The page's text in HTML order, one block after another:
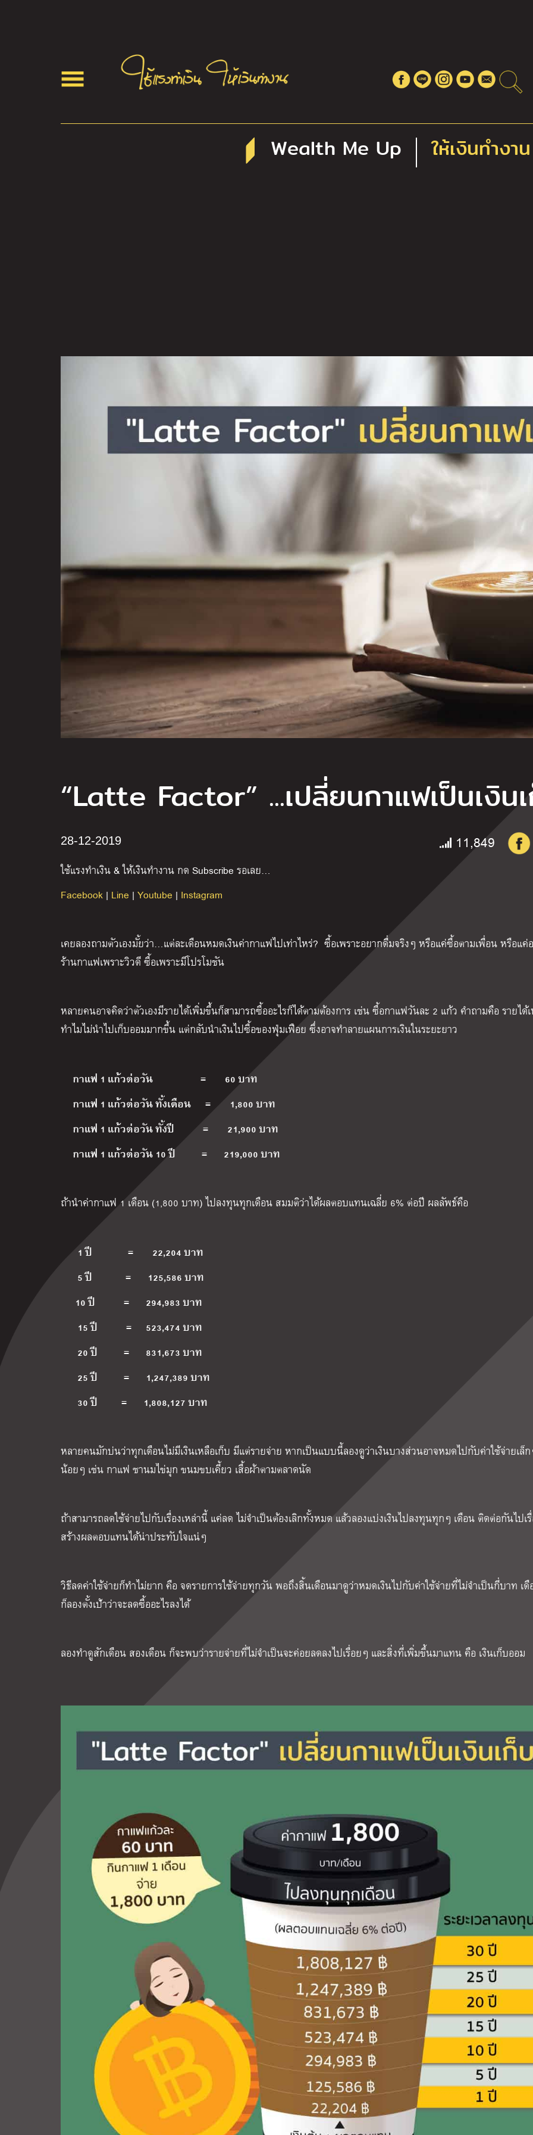
Wealth Me Up ให้เงินทำงาน
“Latte Factor” ...เปลี่ยนกาแฟเป็นเงิน
28-12-2019 11,849
ใช้แรงทำเงิน&ให้เงินทำงาน กด Subscribe รอเลย…
Facebook | Line | Youtube | Instagram
เคยลองถามตัวเองมั้ยว่า…แต่ละเดือนหมดเงินค่ากาแฟไปเท่าไหร่? ซื้อเพราะอยากดื่มจริงๆ หรือแค่ซื้อตามเพื่อน หรือแค่
ร้านกาแฟเพราะวิวดี ซื้อเพราะมีโปรโมชัน
หลายคนอาจคิดว่าตัวเองมีรายได้เพิ่มขึ้นก็สามารถซื้ออะไรก็ได้ตามต้องการ เช่น ซื้อกาแฟวันละ 2 แก้ว คำถามคือ รายได้
ทำไมไม่นำไปเก็บออมมากขึ้น แต่กลับนำเงินไปซื้อของฟุ่มเฟือย ซึ่งอาจทำลายแผนการเงินในระยะยาว
กาแฟ 1 แก้วต่อวัน =
60 บาท
กาแฟ 1 แก้วต่อวัน ทั้งเดือน
=
1,800 บาท
กาแฟ 1 แก้วต่อวัน ทั้งปี
=
21,900 บาท
กาแฟ 1 แก้วต่อวัน 10 ปี
= 219,000 บาท
ถ้านำค่ากาแฟ 1 เดือน (1,800 บาท) ไปลงทุนทุกเดือน สมมติว่าได้ผลตอบแทนเฉลี่ย 6% ต่อปี ผลลัพธ์คือ
1 ปี =
22,204 บาท
5 ปี
=
125,586 บาท
10 ปี
=
294,983 บาท
15 ปี
=
523,474 บาท
20 ปี
=
831,673 บาท
25 ปี
=
1,247,389 บาท
30 ปี
= 1,808,127 บาท
หลายคนมักบ่นว่าทุกเดือนไม่มีเงินเหลือเก็บ มีแต่รายจ่าย หากเป็นแบบนี้ลองดูว่าเงินบางส่วนอาจหมดไปกับค่าใช้จ่ายเล็
น้อยๆ เช่น กาแฟ ชานมไข่มุก ขนมขบเคี้ยว เสื้อผ้าตามตลาดนัด
ถ้าสามารถลดใช้จ่ายไปกับเรื่องเหล่านี้ แค่ลด ไม่จำเป็นต้องเลิกทั้งหมด แล้วลองแบ่งเงินไปลงทุนทุกๆ เดือน ติดต่อกันไปเ
สร้างผลตอบแทนได้น่าประทับใจแน่ๆ
วิธีลดค่าใช้จ่ายก็ทำไม่ยาก คือ จดรายการใช้จ่ายทุกวัน พอถึงสิ้นเดือนมาดูว่าหมดเงินไปกับค่าใช้จ่ายที่ไม่จำเป็นกี่บาท เ
ก็ลองตั้งเป้าว่าจะลดซื้ออะไรลงได้
ลองทำดูสักเดือน สองเดือน ก็จะพบว่ารายจ่ายที่ไม่จำเป็นจะค่อยลดลงไปเรื่อยๆ และสิ่งที่เพิ่มขึ้นมาแทน คือ เงินเก็บออม